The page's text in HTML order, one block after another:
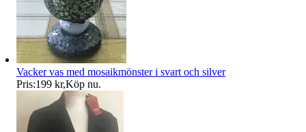
Vacker vas med mosaikmönster i svart och silver
Pris:199 kr,Köp nu.